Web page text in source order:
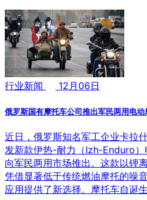
行业新闻 12月06日
俄罗斯国有摩托车公司推出军民两用电
近日，俄罗斯知名军工企业卡拉
发新款伊热-耐力（Izh-Enduro
向军民两用市场推出。这款以锂
凭借显著低于传统燃油摩托的噪
应用提供了新选择。摩托车自诞